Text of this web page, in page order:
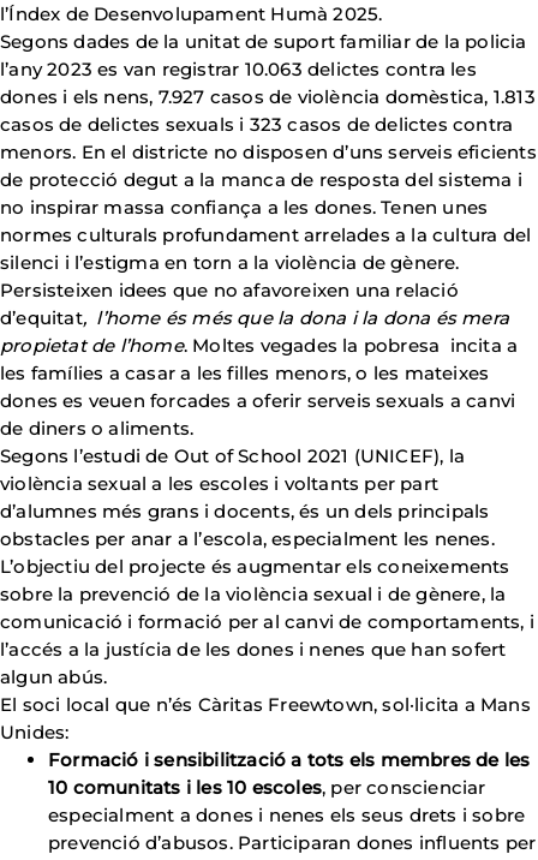
l’Índex de Desenvolupament Humà 2025.
Segons dades de la unitat de suport familiar de la policia
l’any 2023 es van registrar 10.063 delictes contra les
dones i els nens, 7.927 casos de violència domèstica, 1.813
casos de delictes sexuals i 323 casos de delictes contra
menors. En el districte no disposen d’uns serveis eficients
de protecció degut a la manca de resposta del sistema i
no inspirar massa confiança a les dones. Tenen unes
normes culturals profundament arrelades a la cultura del
silenci i l’estigma en torn a la violència de gènere.
Persisteixen idees que no afavoreixen una relació
d’equitat, l’home és més que la dona i la dona és mera
propietat de l’home. Moltes vegades la pobresa incita a
les famílies a casar a les filles menors, o les mateixes
dones es veuen forcades a oferir serveis sexuals a canvi
de diners o aliments.
Segons l’estudi de Out of School 2021 (UNICEF), la
violència sexual a les escoles i voltants per part
d’alumnes més grans i docents, és un dels principals
obstacles per anar a l’escola, especialment les nenes.
L’objectiu del projecte és augmentar els coneixements
sobre la prevenció de la violència sexual i de gènere, la
comunicació i formació per al canvi de comportaments, i
l’accés a la justícia de les dones i nenes que han sofert
algun abús.
El soci local que n’és Càritas Freewtown, sol·licita a Mans
Unides:
Formació i sensibilització a tots els membres de les
10 comunitats i les 10 escoles, per conscienciar
especialment a dones i nenes els seus drets i sobre
prevenció d’abusos. Participaran dones influents per